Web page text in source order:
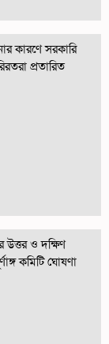
কারণে সরকারি
প্রতারিত
উত্তর ও দক্ষিণ
কমিটি ঘোষণা